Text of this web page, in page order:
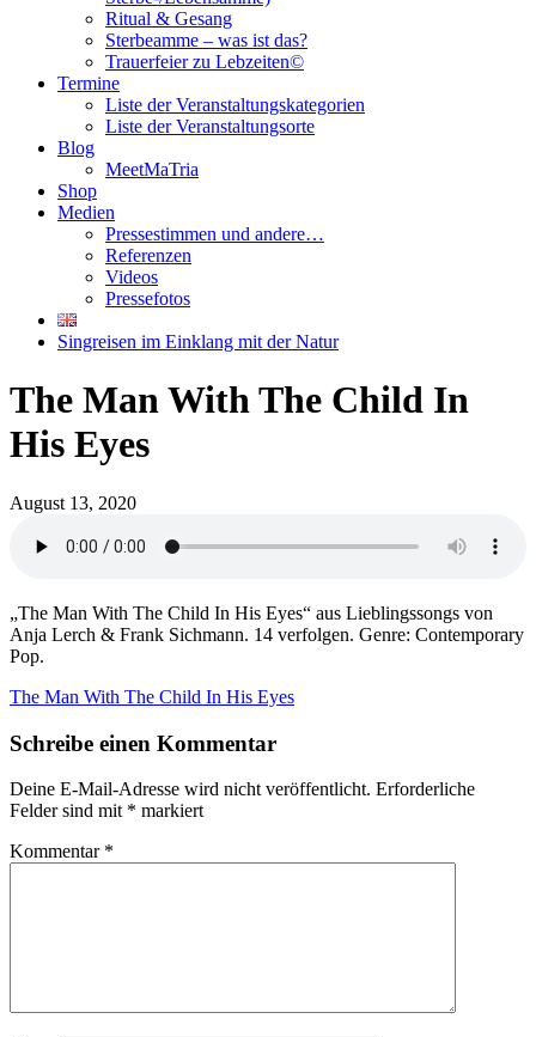
Ritual & Gesang
Sterbeamme – was ist das?
Trauerfeier zu Lebzeiten©
Termine
Liste der Veranstaltungskategorien
Liste der Veranstaltungsorte
Blog
MeetMaTria
Shop
Medien
Pressestimmen und andere…
Referenzen
Videos
Pressefotos
Singreisen im Einklang mit der Natur
The Man With The Child In
His Eyes
August 13, 2020
„The Man With The Child In His Eyes“ aus Lieblingssongs von
Anja Lerch & Frank Sichmann. 14 verfolgen. Genre: Contemporary
Pop.
The Man With The Child In His Eyes
Schreibe einen Kommentar
Deine E-Mail-Adresse wird nicht veröffentlicht. Erforderliche
Felder sind mit * markiert
Kommentar *